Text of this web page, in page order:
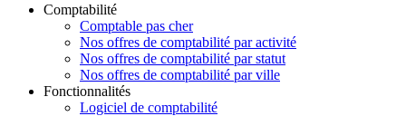
Comptabilité
Comptable pas cher
Nos offres de comptabilité par activité
Nos offres de comptabilité par statut
Nos offres de comptabilité par ville
Fonctionnalités
Logiciel de comptabilité